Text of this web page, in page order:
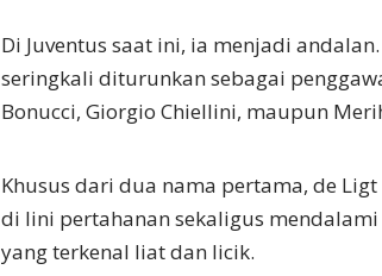
Di Juventus saat ini, ia menjadi
seringkali diturunkan sebagai
Bonucci, Giorgio Chiellini, maupun
Khusus dari dua nama pertama, de
di lini pertahanan sekaligus
yang terkenal liat dan licik.